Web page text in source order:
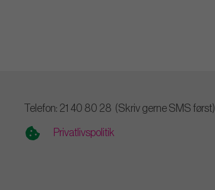
Telefon: 21 40 80 28 (Skriv gerne SMS først)
Privatlivspolitik